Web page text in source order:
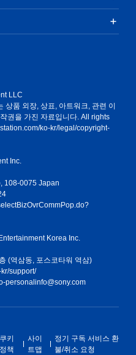
LLC
상품 외장, 상표, 아트워크, 관련 이
권을 가진 자료입니다. All rights
ko-kr/legal/copyright-
Inc.
108-0075 Japan
Korea Inc.
(역삼동, 포스코타워 역삼)
support/
personalinfo@sony.com
쿠키
정책
사이
트맵
정기 구독 서비스 환
불/취소 요청